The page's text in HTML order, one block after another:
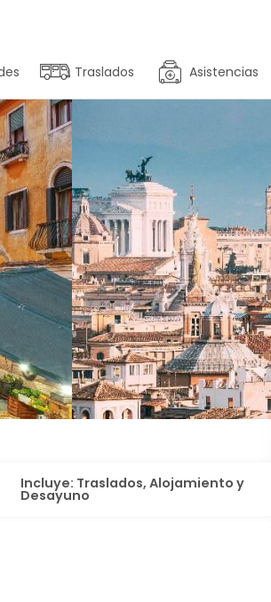
Traslados Asistencias
Incluye: Traslados, Alojamiento y
Desayuno